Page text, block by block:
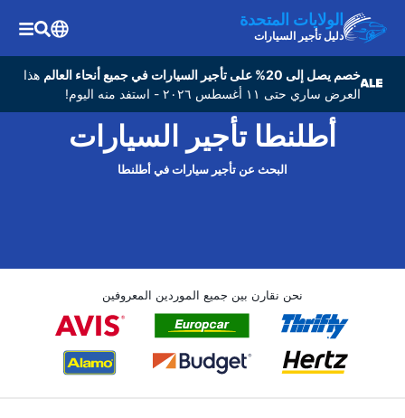
الولايات المتحدة
دليل تأجير السيارات
خصم يصل إلى 20% على تأجير السيارات في جميع أنحاء العالم
هذا
العرض ساري حتى ١١ أغسطس ٢٠٢٦ - استفد منه اليوم!
أطلنطا تأجير السيارات
البحث عن تأجير سيارات في أطلنطا
نحن نقارن بين جميع الموردين المعروفين